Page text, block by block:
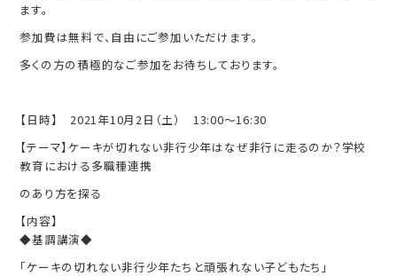
ます。
参加費は無料で、自由にご参加いただけます。
多くの方の積極的なご参加をお待ちしております。
【日時】 2021年10月2日（土） 13:00～16:30
【テーマ】ケーキが切れない非行少年はなぜ非行に走るのか？学校
教育における多職種連携
のあり方を探る
【内容】
◆基調講演◆
「ケーキの切れない非行少年たちと頑張れない子どもたち」